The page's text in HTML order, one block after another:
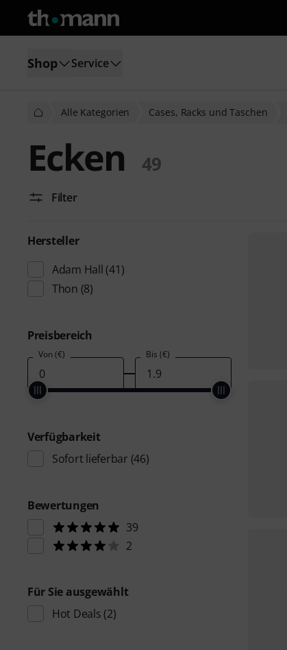
Shop Service
Alle Kategorien Cases, Racks und Taschen
Ecken 49
Filter
Hersteller
Adam Hall (41)
Thon (8)
Preisbereich
Von (€) Bis (€)
Verfügbarkeit
Sofort lieferbar (46)
Bewertungen
39
2
Für Sie ausgewählt
Hot Deals (2)